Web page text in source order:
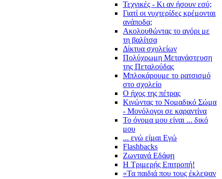
Τεχνικές - Κι αν ήσουν εσύ;
Γιατί οι νυχτερίδες κρέμονται
ανάποδα;
Ακολουθώντας το αγόρι με
τη βαλίτσα
Δίκτυα σχολείων
Πολύχρωμη Μετανάστευση
της Πεταλούδας
Μπλοκάρουμε το ρατσισμό
στο σχολείο
Ο ήχος της πέτρας
Κινώντας το Νομαδικό Σώμα
- Μονόλογοι σε καραντίνα
Το όνομα μου είναι ... δικό
μου
... εγώ είμαι Εγώ
Flashbacks
Ζωντανά Εδάφη
Η Τριμερής Επιτροπή!
«Τα παιδιά που τους έκλεψαν